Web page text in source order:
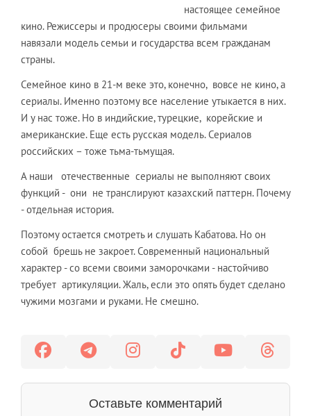
настоящее семейное
кино. Режиссеры и продюсеры своими фильмами
навязали модель семьи и государства всем гражданам
страны.
Семейное кино в 21-м веке это, конечно, вовсе не кино, а
сериалы. Именно поэтому все население утыкается в них.
И у нас тоже. Но в индийские, турецкие, корейские и
американские. Еще есть русская модель. Сериалов
российских – тоже тьма-тьмущая.
А наши отечественные сериалы не выполняют своих
функций - они не транслируют казахский паттерн. Почему
- отдельная история.
Поэтому остается смотреть и слушать Кабатова. Но он
собой брешь не закроет. Современный национальный
характер - со всеми своими заморочками - настойчиво
требует артикуляции. Жаль, если это опять будет сделано
чужими мозгами и руками. Не смешно.
Оставьте комментарий